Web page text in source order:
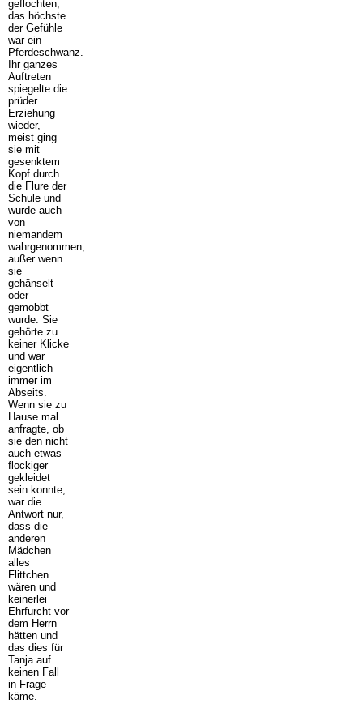
geflochten,
das höchste
der Gefühle
war ein
Pferdeschwanz.
Ihr ganzes
Auftreten
spiegelte die
prüder
Erziehung
wieder,
meist ging
sie mit
gesenktem
Kopf durch
die Flure der
Schule und
wurde auch
von
niemandem
wahrgenommen,
außer wenn
sie
gehänselt
oder
gemobbt
wurde. Sie
gehörte zu
keiner Klicke
und war
eigentlich
immer im
Abseits.
Wenn sie zu
Hause mal
anfragte, ob
sie den nicht
auch etwas
flockiger
gekleidet
sein konnte,
war die
Antwort nur,
dass die
anderen
Mädchen
alles
Flittchen
wären und
keinerlei
Ehrfurcht vor
dem Herrn
hätten und
das dies für
Tanja auf
keinen Fall
in Frage
käme.